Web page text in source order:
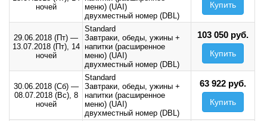
ночей
меню) (UAI)
двухместный номер (DBL)
Купить
29.06.2018 (Пт) —
13.07.2018 (Пт), 14
ночей
Standard
Завтраки, обеды, ужины +
напитки (расширенное
меню) (UAI)
двухместный номер (DBL)
103 050 руб.
Купить
30.06.2018 (Сб)—
08.07.2018 (Вс), 8
ночей
Standard
Завтраки, обеды, ужины +
напитки (расширенное
меню) (UAI)
двухместный номер (DBL)
63 922 руб.
Купить